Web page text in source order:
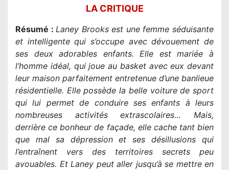
LA CRITIQUE
Résumé :Laney Brooks est une femme séduisante
et intelligente qui s’occupe avec dévouement de
ses deux adorables enfants. Elle est mariée à
l’homme idéal, qui joue au basket avec eux devant
leur maison parfaitement entretenue d’une banlieue
résidentielle. Elle possède la belle voiture de sport
qui lui permet de conduire ses enfants à leurs
nombreuses activités extrascolaires… Mais,
derrière ce bonheur de façade, elle cache tant bien
que mal sa dépression et ses désillusions qui
l’entraînent vers des territoires secrets peu
avouables. Et Laney peut aller jusqu’à se mettre en